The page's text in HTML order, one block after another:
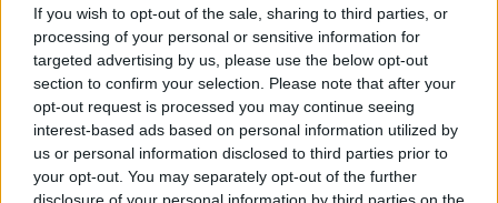
If you wish to opt-out of the sale, sharing to third parties, or
processing of your personal or sensitive information for
targeted advertising by us, please use the below opt-out
section to confirm your selection. Please note that after your
opt-out request is processed you may continue seeing
interest-based ads based on personal information utilized by
us or personal information disclosed to third parties prior to
your opt-out. You may separately opt-out of the further
disclosure of your personal information by third parties on the
ΜΥΤΙΛΗΝΗ
Δημόσιο «ευχαριστώ» της
ΔΕΥΑΛ στην Αστυνομία
Ιδιαίτερη αναφορά στην
Αστυνομική Διεύθυνση Λέσβου και
το Τμήμα Τροχαίας για τη βοήθεια
κατά τη διάρκεια των εργασιών
στην Ελευθερίου Βενιζέλου